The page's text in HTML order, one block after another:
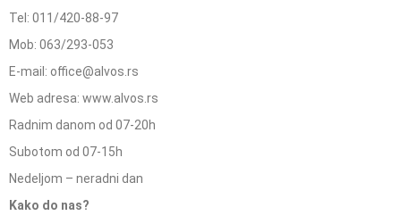
Tel: 011/420-88-97
Mob: 063/293-053
E-mail: office@alvos.rs
Web adresa: www.alvos.rs
Radnim danom od 07-20h
Subotom od 07-15h
Nedeljom – neradni dan
Kako do nas?